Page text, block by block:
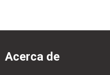
Acerca de